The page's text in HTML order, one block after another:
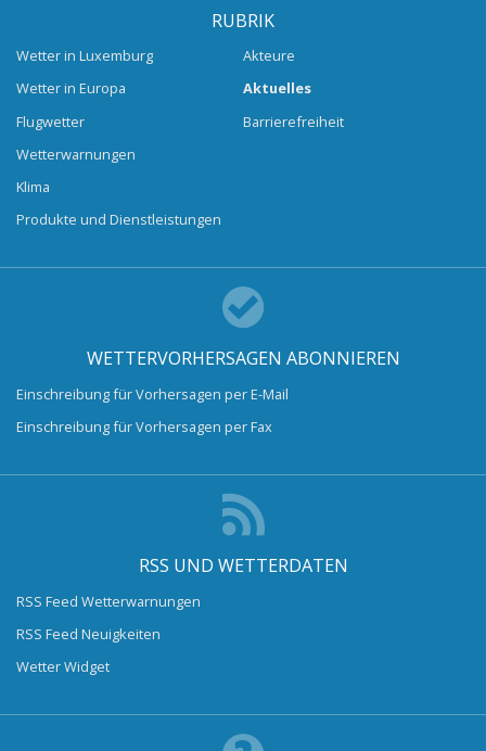
RUBRIK
Wetter in Luxemburg
Wetter in Europa
Flugwetter
Wetterwarnungen
Klima
Produkte und Dienstleistungen
Akteure
Aktuelles
Barrierefreiheit
WETTERVORHERSAGEN ABONNIEREN
Einschreibung für Vorhersagen per E-Mail
Einschreibung für Vorhersagen per Fax
RSS UND WETTERDATEN
RSS Feed Wetterwarnungen
RSS Feed Neuigkeiten
Wetter Widget